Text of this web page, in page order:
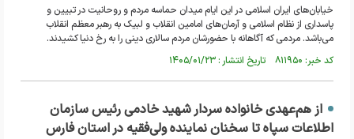
خیابان‌های ایران اسلامی در این ایام میدان حماسه مردم و روحانیت در تبیین و
پاسداری از نظام اسلامی و آرمان‌های امامین انقلاب و لبیک به رهبر معظم انقلاب
می‌باشد. مردمی که آگاهانه با حضورشان مردم سالاری دینی را به رخ دنیا کشیدند.
کد خبر: ۸۱۱۹۵۰ تاریخ انتشار : ۱۴۰۵/۰۱/۲۳
از هم‌عهدی خانواده سردار شهید خادمی رئیس سازمان
اطلاعات سپاه تا سخنان نماینده ولی‌فقیه در استان فارس